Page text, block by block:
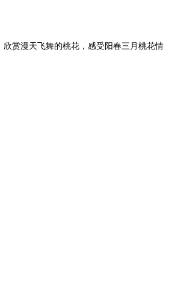
赏漫天飞舞的桃花，感受阳春三月桃花情